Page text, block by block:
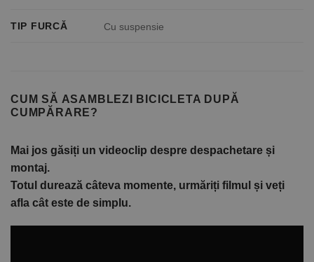
TIP FURCĂ Cu suspensie
CUM SĂ ASAMBLEZI BICICLETA DUPĂ
CUMPĂRARE?
Mai jos găsiți un videoclip despre despachetare și
montaj.
Totul durează câteva momente, urmăriți filmul și veți
afla cât este de simplu.